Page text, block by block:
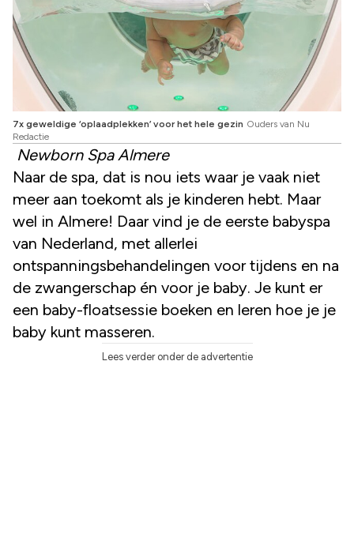
7x geweldige ‘oplaadplekken’ voor het hele gezin Ouders van Nu
Redactie
Newborn Spa Almere
Naar de spa, dat is nou iets waar je vaak niet
meer aan toekomt als je kinderen hebt. Maar
wel in Almere! Daar vind je de eerste babyspa
van Nederland, met allerlei
ontspanningsbehandelingen voor tijdens en na
de zwangerschap én voor je baby. Je kunt er
een baby-floatsessie boeken en leren hoe je je
baby kunt masseren.
Lees verder onder de advertentie